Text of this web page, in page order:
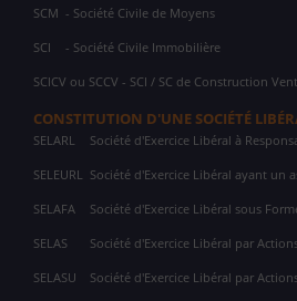
SCM - Société Civile de Moyens
SCI - Société Civile Immobilière
SCICV ou SCCV - SCI / SC de Construction
CONSTITUTION D'UNE SOCIÉTÉ
SELARL Société d'Exercice Libéral à
SELEURL Société d'Exercice Libéral ayant un
SELAFA Société d'Exercice Libéral sous
SELAS Société d'Exercice Libéral par
SELASU Société d'Exercice Libéral par